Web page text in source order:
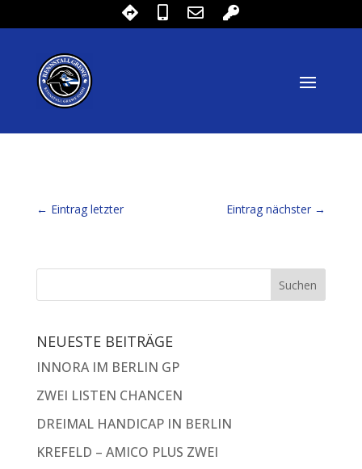
← Eintrag letzter Eintrag nächster →
NEUESTE BEITRÄGE
INNORA IM BERLIN GP
ZWEI LISTEN CHANCEN
DREIMAL HANDICAP IN BERLIN
KREFELD – AMICO PLUS ZWEI